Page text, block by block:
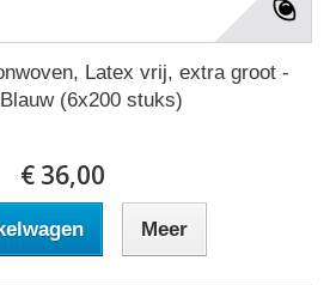
Latex vrij, extra groot -
(6x200 stuks)
€ 36,00
Meer